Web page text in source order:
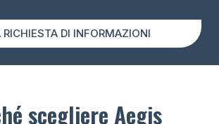
RICHIESTA DI INFORMAZIONI
scegliere Aegis